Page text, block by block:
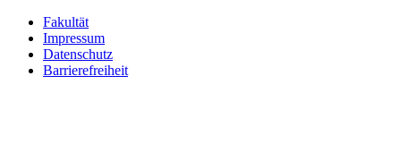
Fakultät
Impressum
Datenschutz
Barrierefreiheit